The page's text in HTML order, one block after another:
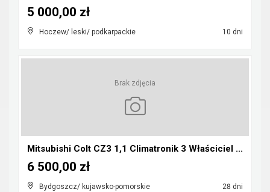
Hoczew/ leski/ podkarpackie 10 dni
5 000,00 zł
Brak zdjęcia
Mitsubishi Colt CZ3 1,1 Climatronik 3 Właściciel ...
Bydgoszcz/ kujawsko-pomorskie 28 dni
6 500,00 zł